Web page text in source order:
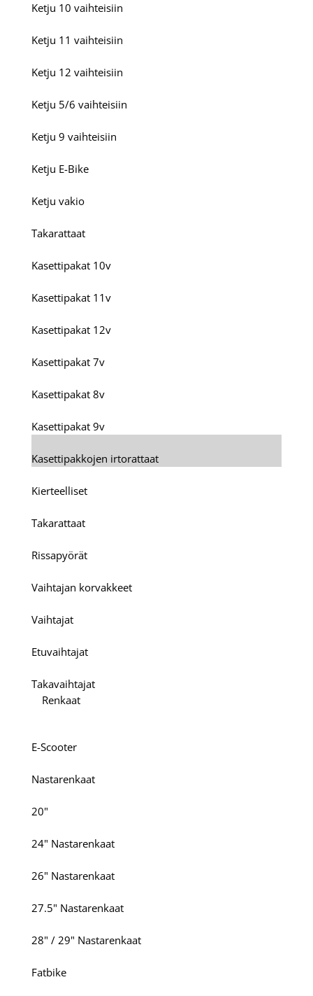
Ketju 10 vaihteisiin
Ketju 11 vaihteisiin
Ketju 12 vaihteisiin
Ketju 5/6 vaihteisiin
Ketju 9 vaihteisiin
Ketju E-Bike
Ketju vakio
Takarattaat
Kasettipakat 10v
Kasettipakat 11v
Kasettipakat 12v
Kasettipakat 7v
Kasettipakat 8v
Kasettipakat 9v
Kasettipakkojen irtorattaat
Kierteelliset
Takarattaat
Rissapyörät
Vaihtajan korvakkeet
Vaihtajat
Etuvaihtajat
Takavaihtajat
Renkaat
E-Scooter
Nastarenkaat
20"
24" Nastarenkaat
26" Nastarenkaat
27.5" Nastarenkaat
28" / 29" Nastarenkaat
Fatbike